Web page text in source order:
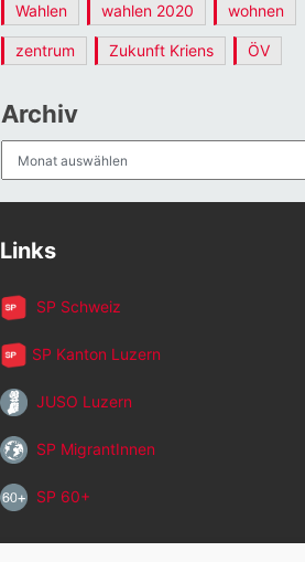
Wahlen wahlen 2020 wohnen
zentrum Zukunft Kriens ÖV
Archiv
Links
SP Schweiz
SP Kanton Luzern
JUSO Luzern
SP MigrantInnen
SP 60+